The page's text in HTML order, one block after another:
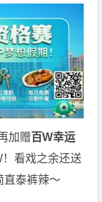
加赠百W幸运
看戏之余还送
直泰裤辣～